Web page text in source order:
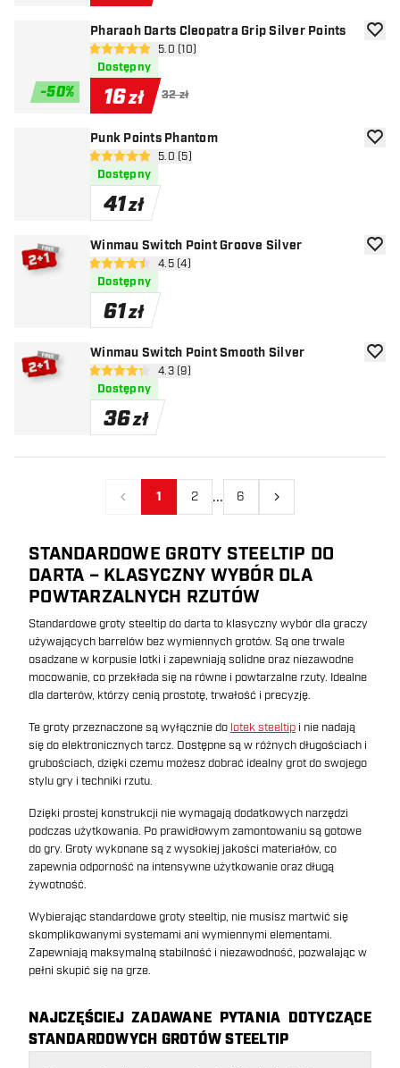
-50%
Pharaoh Darts Cleopatra Grip Silver Points
otwórz panel recenzji
5 gwiazdki oceny5.0 (10)
Dostępny
16zł 32 zł
Punk Points Phantom
otwórz panel recenzji
5 gwiazdki oceny5.0 (5)
Dostępny
41zł
Winmau Switch Point Groove Silver
otwórz panel recenzji
4.5 gwiazdki oceny
4.5 (4)
Dostępny
61zł
Winmau Switch Point Smooth Silver
otwórz panel recenzji
4.3 gwiazdki oceny
4.3 (9)
Dostępny
36zł
Poprzedni
1 2 ... 6 Następny
STANDARDOWE GROTY STEELTIP DO
DARTA – KLASYCZNY WYBÓR DLA
POWTARZALNYCH RZUTÓW
Standardowe groty steeltip do darta to klasyczny wybór dla graczy
używających barrelów bez wymiennych grotów. Są one trwale
osadzane w korpusie lotki i zapewniają solidne oraz niezawodne
mocowanie, co przekłada się na równe i powtarzalne rzuty. Idealne
dla darterów, którzy cenią prostotę, trwałość i precyzję.
Te groty przeznaczone są wyłącznie do lotek steeltip i nie nadają
się do elektronicznych tarcz. Dostępne są w różnych długościach i
grubościach, dzięki czemu możesz dobrać idealny grot do swojego
stylu gry i techniki rzutu.
Dzięki prostej konstrukcji nie wymagają dodatkowych narzędzi
podczas użytkowania. Po prawidłowym zamontowaniu są gotowe
do gry. Groty wykonane są z wysokiej jakości materiałów, co
zapewnia odporność na intensywne użytkowanie oraz długą
żywotność.
Wybierając standardowe groty steeltip, nie musisz martwić się
skomplikowanymi systemami ani wymiennymi elementami.
Zapewniają maksymalną stabilność i niezawodność, pozwalając w
pełni skupić się na grze.
NAJCZĘŚCIEJ ZADAWANE PYTANIA DOTYCZĄCE
STANDARDOWYCH GROTÓW STEELTIP